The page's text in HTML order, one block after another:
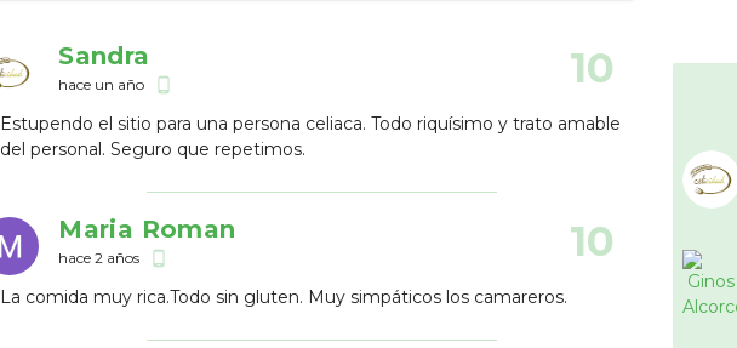
Sandra
hace un año phone_android 10
Estupendo el sitio para una persona celiaca. Todo riquísimo y trato amable
del personal. Seguro que repetimos.
Maria Roman
hace 2 años phone_android 10
La comida muy rica.Todo sin gluten. Muy simpáticos los camareros.